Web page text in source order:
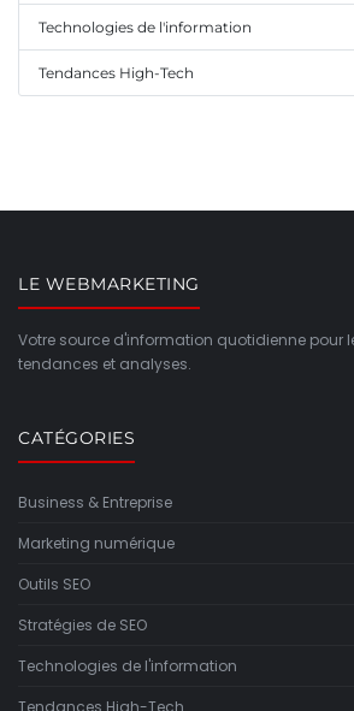
Technologies de l'information
Tendances High-Tech
LE WEBMARKETING
Votre source d'information quotidienne pour
tendances et analyses.
CATÉGORIES
Business & Entreprise
Marketing numérique
Outils SEO
Stratégies de SEO
Technologies de l'information
Tendances High-Tech